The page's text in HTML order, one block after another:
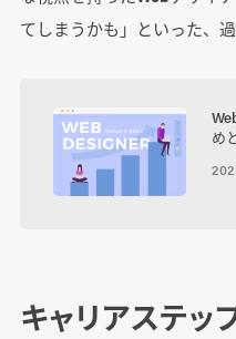
てしまうかも」といった、
め
キャリアステッ